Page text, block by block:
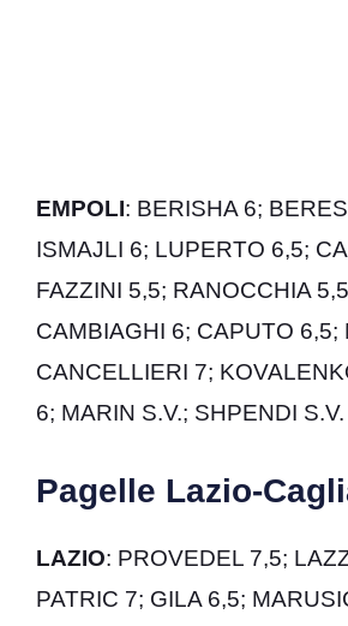
EMPOLI: BERISHA 6;
ISMAJLI 6; LUPERTO 6,5;
FAZZINI 5,5; RANOCCHIA
CAMBIAGHI 6; CAPUTO 6,5;
CANCELLIERI 7;
6; MARIN S.V.; SHPENDI S.V.
Pagelle Lazio-
LAZIO: PROVEDEL 7,5;
PATRIC 7; GILA 6,5;